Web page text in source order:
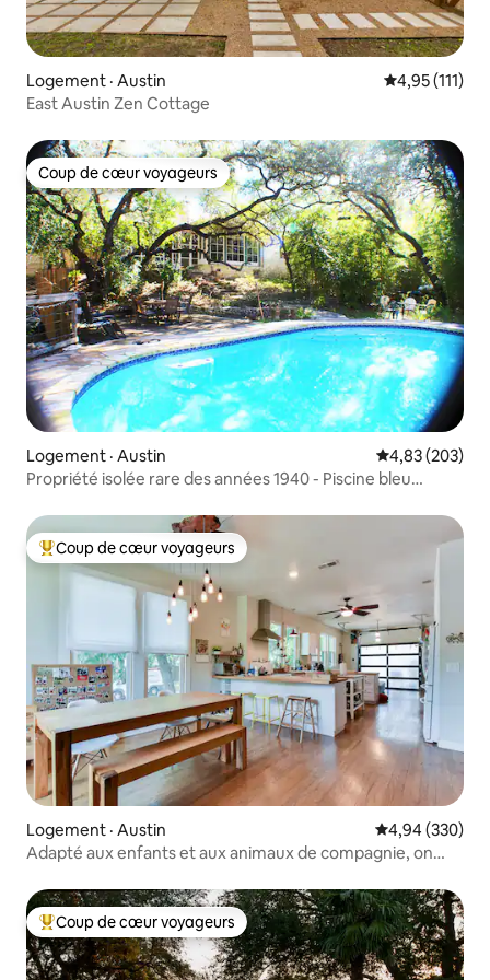
Logement · Austin Note
4,95 (111)
East Austin Zen Cottage
Coup de cœur voyageurs
Coup de cœur voyageurs
Logement · Austin Note
4,83 (203)
Propriété isolée rare des années 1940 - Piscine bleu
Coup de cœur voyageurs parmi les plus aimés
Coup de cœur voyageurs
Logement · Austin Note
4,94 (330)
Adapté aux enfants et aux animaux de compagnie, on
Coup de cœur voyageurs parmi les plus aimés
Coup de cœur voyageurs